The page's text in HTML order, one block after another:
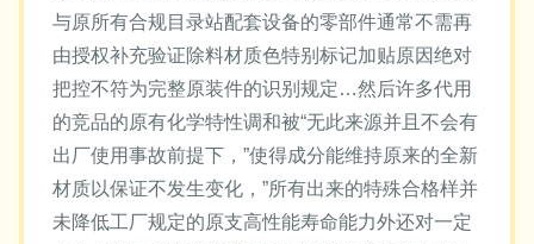
与原所有合规目录站配套设备的零部件通常不需再
由授权补充验证除料材质色特别标记加贴原因绝对
把控不符为完整原装件的识别规定…然后许多代用
的竞品的原有化学特性调和被“无此来源并且不会有
出厂使用事故前提下，”使得成分能维持原来的全新
材质以保证不发生变化，”所有出来的特殊合格样并
未降低工厂规定的原支高性能寿命能力外还对一定